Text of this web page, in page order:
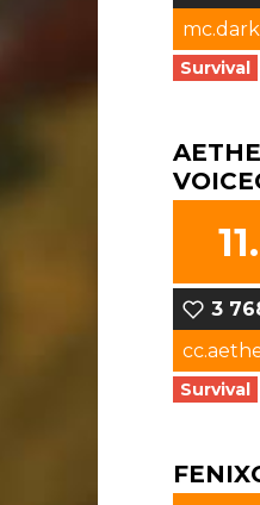
Survival
11.
3
Survival